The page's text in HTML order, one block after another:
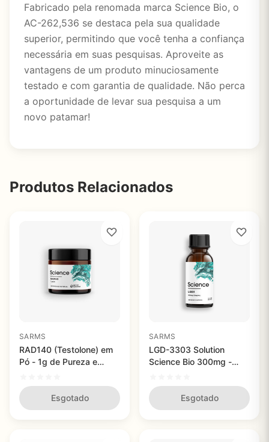
Fabricado pela renomada marca Science Bio, o
AC-262,536 se destaca pela sua qualidade
superior, permitindo que você tenha a confiança
necessária em suas pesquisas. Aproveite as
vantagens de um produto minuciosamente
testado e com garantia de qualidade. Não perca
a oportunidade de levar sua pesquisa a um
novo patamar!
Produtos Relacionados
SARMS
RAD140 (Testolone) em
Pó - 1g de Pureza e
Esgotado
SARMS
LGD-3303 Solution
Science Bio 300mg -
Performance
Esgotado